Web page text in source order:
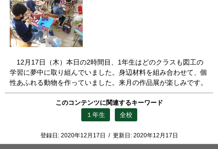
12月17日（木）本日の2時間目、1年生はどのクラスも図工の
学習に夢中に取り組んでいました。身辺材料を組み合わせて、個
性あふれる動物を作っていました。来月の作品展が楽しみです。
このコンテンツに関連するキーワード
１年生
全校
登録日: 2020年12月17日 / 更新日: 2020年12月17日